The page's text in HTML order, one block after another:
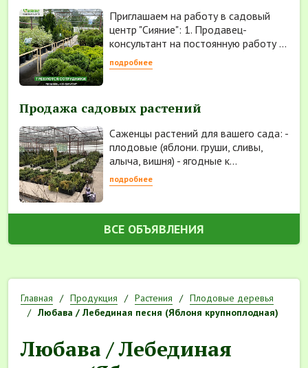
Приглашаем на работу в садовый
центр "Сияние": 1. Продавец-
консультант на постоянную работу ...
подробнее
Продажа садовых растений
Саженцы растений для вашего сада: -
плодовые (яблони. груши, сливы,
алыча, вишня) - ягодные к...
подробнее
ВСЕ ОБЪЯВЛЕНИЯ
Главная Продукция Растения
Плодовые деревья
Любава / Лебединая песня (Яблоня крупноплодная)
Любава / Лебединая